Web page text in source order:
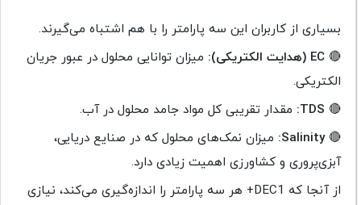
بسیاری از کاربران این سه پارامتر را با هم اشتباه می‌گیرند.
🔴EC (هدایت الکتریکی):
میزان توانایی محلول در عبور جریان
الکتریکی.
🔴
TDS: مقدار تقریبی کل مواد جامد محلول در آب.
🔴
Salinity: میزان نمک‌های محلول که در صنایع دریایی،
آبزی‌پروری و کشاورزی اهمیت زیادی دارد.
از آنجا که DEC1+ هر سه پارامتر را اندازه‌گیری می‌کند، نیازی